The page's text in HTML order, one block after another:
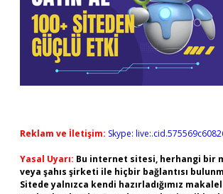
Reklam ve İletişim: Skype:
Yasal Uyarı: Bu internet sitesi, herhangi bir
veya şahıs şirketi ile hiçbir bağlantısı
Sitede yalnızca kendi hazırladığımız